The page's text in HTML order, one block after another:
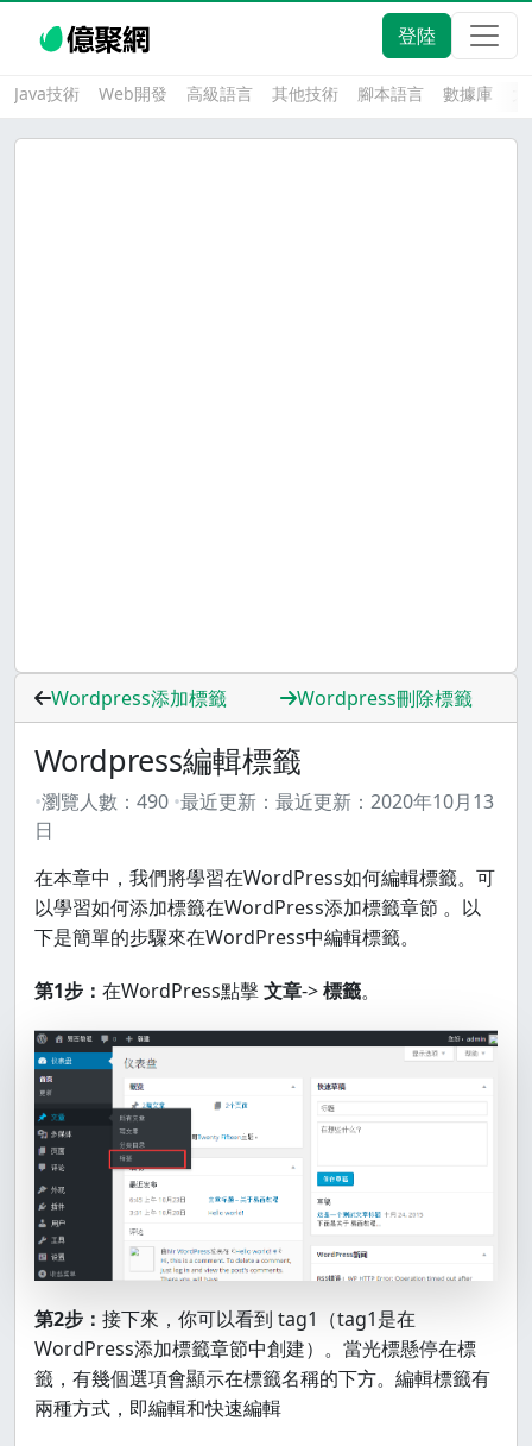
登陸
Java技術 Web開發 高級語言 其他技術 腳本語言 數據庫
Wordpress添加標籤 Wordpress刪除標籤
Wordpress編輯標籤
瀏覽人數： 490 最近更新： 最近更新： 2020年10月13
日
在本章中，我們將學習在WordPress如何編輯標籤。可
以學習如何添加標籤在WordPress添加標籤章節 。以
下是簡單的步驟來在WordPress中編輯標籤。
第1步： 在WordPress點擊文章->標籤。
第2步： 接下來，你可以看到 tag1（tag1是在
WordPress添加標籤章節中創建）。當光標懸停在標
籤，有幾個選項會顯示在標籤名稱的下方。編輯標籤有
兩種方式，即編輯和快速編輯